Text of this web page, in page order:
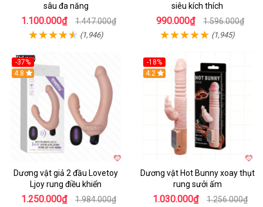
sâu đa năng
1.100.000₫ 1.447.000₫
(1,946)
siêu kích thích
990.000₫ 1.596.000₫
(1,945)
-37%
Hot
4.8
Dương vật giả 2 đầu Lovetoy
Ljoy rung điều khiển
1.250.000₫ 1.984.000₫
-18%
Hot
4.2
Dương vật Hot Bunny xoay thụt
rung sưởi ấm
1.030.000₫ 1.256.000₫